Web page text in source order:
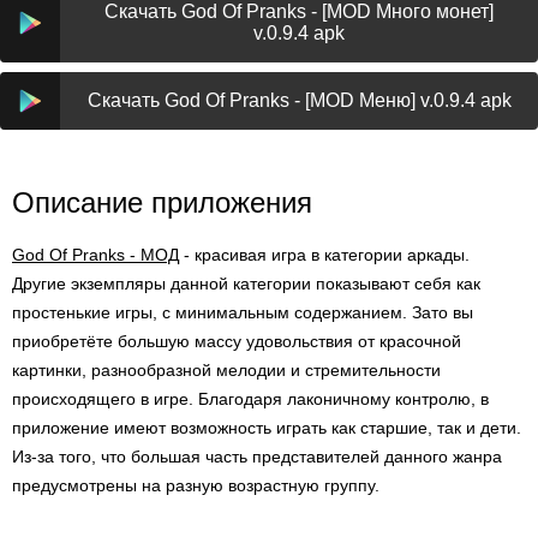
Скачать God Of Pranks - [MOD Много монет]
v.0.9.4 apk
Скачать God Of Pranks - [MOD Меню] v.0.9.4 apk
Описание приложения
God Of Pranks - МОД - красивая игра в категории аркады.
Другие экземпляры данной категории показывают себя как
простенькие игры, с минимальным содержанием. Зато вы
приобретёте большую массу удовольствия от красочной
картинки, разнообразной мелодии и стремительности
происходящего в игре. Благодаря лаконичному контролю, в
приложение имеют возможность играть как старшие, так и дети.
Из-за того, что большая часть представителей данного жанра
предусмотрены на разную возрастную группу.